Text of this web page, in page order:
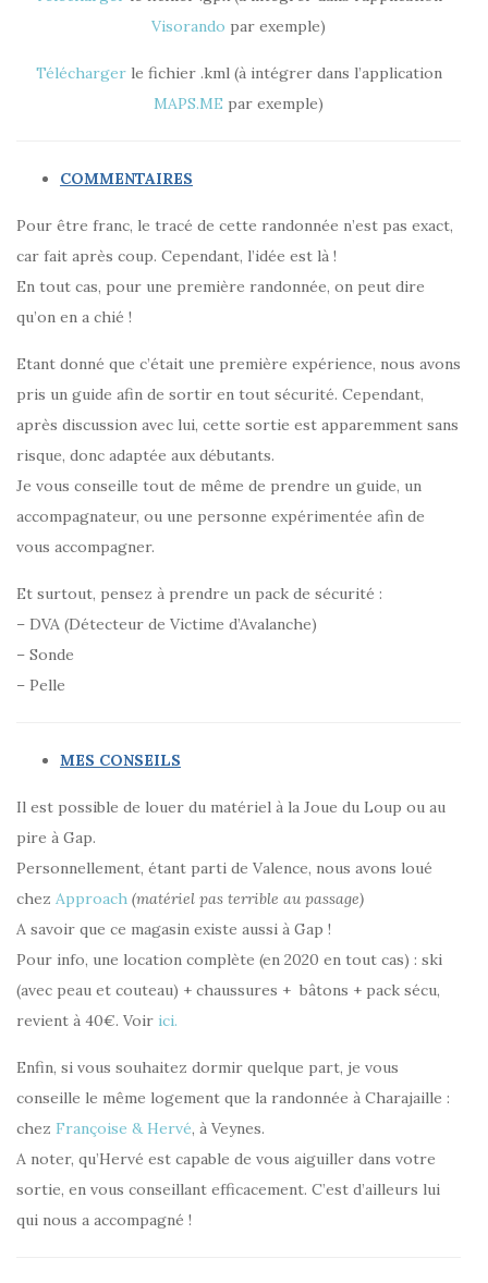
Visorando par exemple)
Téléchargerle fichier .kml (à intégrer dans l’application
MAPS.ME par exemple)
COMMENTAIRES
Pour être franc, le tracé de cette randonnée n’est pas exact,
car fait après coup. Cependant, l’idée est là !
En tout cas, pour une première randonnée, on peut dire
qu’on en a chié !
Etant donné que c’était une première expérience, nous avons
pris un guide afin de sortir en tout sécurité. Cependant,
après discussion avec lui, cette sortie est apparemment sans
risque, donc adaptée aux débutants.
Je vous conseille tout de même de prendre un guide, un
accompagnateur, ou une personne expérimentée afin de
vous accompagner.
Et surtout, pensez à prendre un pack de sécurité :
– DVA (Détecteur de Victime d’Avalanche)
– Sonde
– Pelle
MES CONSEILS
Il est possible de louer du matériel à la Joue du Loup ou au
pire à Gap.
Personnellement, étant parti de Valence, nous avons loué
chez Approach (matériel pas terrible au passage)
A savoir que ce magasin existe aussi à Gap !
Pour info, une location complète (en 2020 en tout cas) : ski
(avec peau et couteau) + chaussures + bâtons + pack sécu,
revient à 40€. Voir ici.
Enfin, si vous souhaitez dormir quelque part, je vous
conseille le même logement que la randonnée à Charajaille :
chez Françoise & Hervé, à Veynes.
A noter, qu’Hervé est capable de vous aiguiller dans votre
sortie, en vous conseillant efficacement. C’est d’ailleurs lui
qui nous a accompagné !